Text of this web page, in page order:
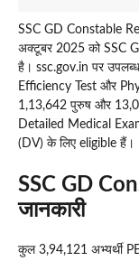
SSC GD Constable
अक्टूबर 2025 को SSC
है। ssc.gov.in पर
Efficiency Test और
1,13,642 पुरुष और
Detailed Medical
(DV) के लिए eligible हैं।
SSC GD
जानकारी
कुल 3,94,121 अभ्यर्थी